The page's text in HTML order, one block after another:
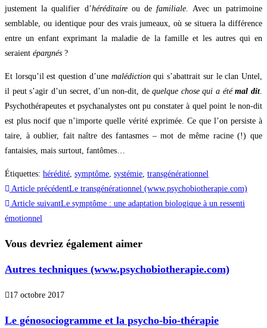
justement la qualifier d’héréditaireou defamiliale . Avec un patrimoine
semblable, ou identique pour des vrais jumeaux, où se situera la différence
entre un enfant exprimant la maladie de la famille et les autres qui en
seraient épargnés ?
Et lorsqu’il est question d’une malédictionqui s’abattrait sur le clan Untel,
il peut s’agir d’un secret, d’un non-dit, dequelque chose qui a étémal dit.
Psychothérapeutes et psychanalystes ont pu constater à quel point le non-dit
est plus nocif que n’importe quelle vérité exprimée. Ce que l’on persiste à
taire, à oublier, fait naître des fantasmes – mot de même racine (!) que
fantaisies, mais surtout, fantômes…
Étiquettes: hérédité symptôme systémie transgénérationnel
Read
more
articles
Article précédentLe transgénérationnel (www.psychobiotherapie.com)
Article suivantLe symptôme : une adaptation biologique à un ressenti
émotionnel
Vous devriez également aimer
Autres techniques (www.psychobiotherapie.com)
17 octobre 2017
Le génosociogramme et la psycho-bio-thérapie